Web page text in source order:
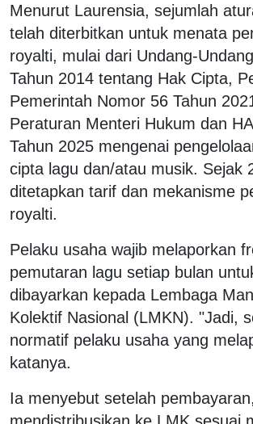
Menurut Laurensia, sejumlah
telah diterbitkan untuk menata
royalti, mulai dari Undang-
Tahun 2014 tentang Hak Cipta,
Pemerintah Nomor 56 Tahun
Peraturan Menteri Hukum dan
Tahun 2025 mengenai
cipta lagu dan/atau musik. Sejak
ditetapkan tarif dan mekanisme
royalti.
Pelaku usaha wajib melaporkan
pemutaran lagu setiap bulan
dibayarkan kepada Lembaga
Kolektif Nasional (LMKN). "Jadi,
normatif pelaku usaha yang
katanya.
Ia menyebut setelah